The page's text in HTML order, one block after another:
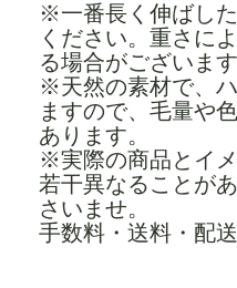
※一番長く伸ばし
ください。重さに
る場合がございます
※天然の素材で、
ますので、毛量や
あります。
※実際の商品とイ
若干異なることが
さいませ。
手数料・送料・配